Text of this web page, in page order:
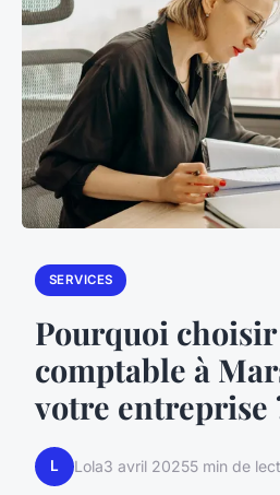
SERVICES
Pourquoi
comptable à
votre entreprise
L Lola3 avril 20255 min de